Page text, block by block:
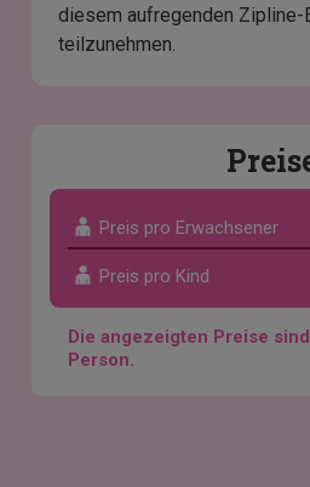
diesem aufregenden Zipline-
teilzunehmen.
Preis pro Erwachsener
Preis pro Kind
Die angezeigten Preise
Person.